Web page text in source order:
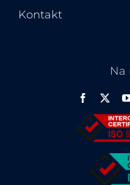
Kontakt
Na